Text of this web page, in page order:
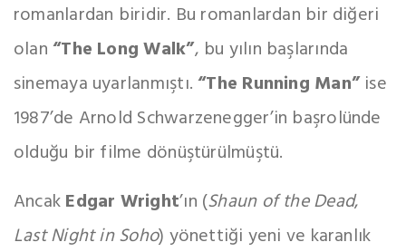
romanlardan biridir. Bu romanlardan bir diğeri
olan“The Long Walk”, bu yılın başlarında
sinemaya uyarlanmıştı.“The Running Man”ise
1987’de Arnold Schwarzenegger’in başrolünde
olduğu bir filme dönüştürülmüştü.
AncakEdgar Wright’ın (Shaun of the Dead,
Last Night in Soho) yönettiği yeni ve karanlık